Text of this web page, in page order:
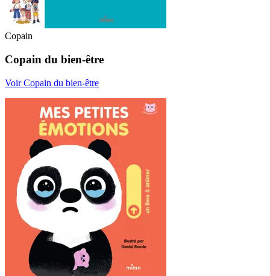
Copain
Copain du bien-être
Voir Copain du bien-être